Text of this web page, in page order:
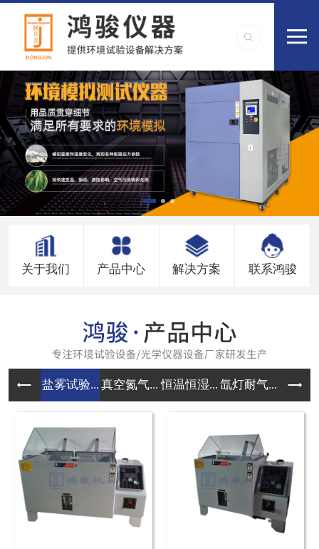
关于我们 产品中心 解决方案 联系鸿骏
盐雾试验... 真空氮气... 恒温恒湿... 氙灯耐气... 大型